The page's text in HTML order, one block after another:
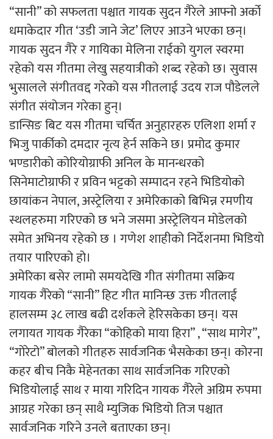
“सानी” को सफलता पश्चात गायक सुदन गैरेले आफ्नो अर्को
धमाकेदार गीत ‘उडी जाने जेट’ लिएर आउने भएका छन्।
गायक सुदन गैरे र गायिका मेलिना राईको युगल स्वरमा
रहेको यस गीतमा लेखु सहयात्रीको शब्द रहेको छ। सुवास
भुसालले संगीतवद्द गरेको यस गीतलाई उदय राज पौडेलले
संगीत संयोजन गरेका हुन्।
डान्सिङ बिट यस गीतमा चर्चित अनुहारहरु एलिशा शर्मा र
भिजु पार्कीको दमदार नृत्य हेर्न सकिने छ। प्रमोद कुमार
भण्डारीको कोरियोग्राफी अनिल के मानन्धरको
सिनेमाटोग्राफी र प्रविन भट्टको सम्पादन रहने भिडियोको
छायांकन नेपाल, अस्ट्रेलिया र अमेरिकाको बिभिन्न रमणीय
स्थलहरुमा गरिएको छ भने जसमा अस्ट्रेलियन मोडेलको
समेत अभिनय रहेको छ । गणेश शाहीको निर्देशनमा भिडियो
तयार पारिएको हो।
अमेरिका बसेर लामो समयदेखि गीत संगीतमा सक्रिय
गायक गैरेको “सानी” हिट गीत मानिन्छ उक्त गीतलाई
हालसम्म ३८ लाख बढी दर्शकले हेरिसकेका छन्। यस
लगायत गायक गैरेका “कोहिको माया हिरा” , “साथ मागेर”,
“गोरेटो” बोलको गीतहरु सार्वजनिक भैसकेका छन्। कोरना
कहर बीच निकै मेहेनतका साथ सार्वजनिक गरिएको
भिडियोलाई साथ र माया गरिदिन गायक गैरेले अग्रिम रुपमा
आग्रह गरेका छन् साथै म्युजिक भिडियो तिज पश्चात
सार्वजनिक गरिने उनले बताएका छन्।